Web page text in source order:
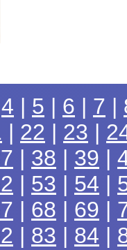
4 | 5 | 6 | 7 |
| 22 | 23 |
| 38 | 39 |
| 53 | 54 |
| 68 | 69 |
| 83 | 84 |